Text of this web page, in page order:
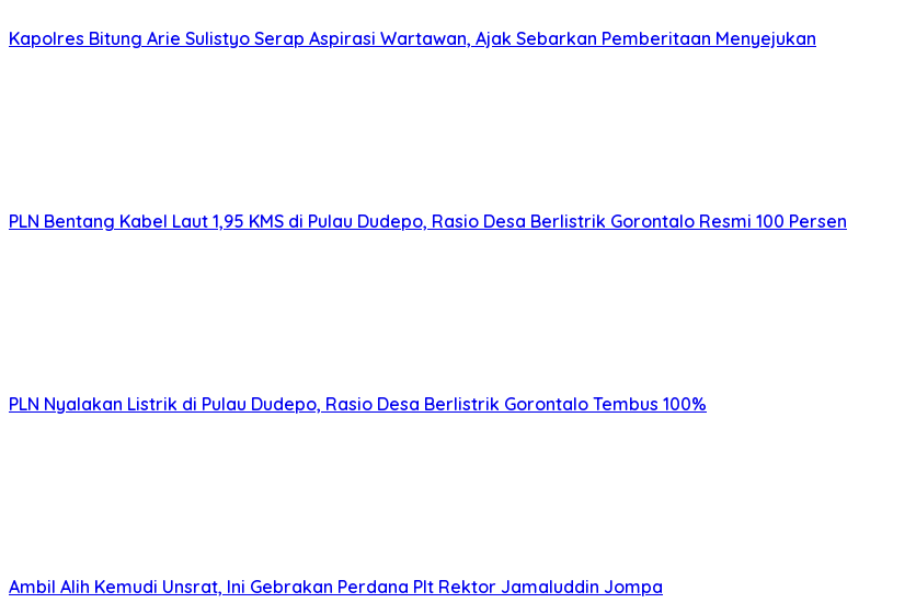
Kapolres Bitung Arie Sulistyo Serap Aspirasi Wartawan, Ajak Sebarkan Pemberitaan Menyejukan
PLN Bentang Kabel Laut 1,95 KMS di Pulau Dudepo, Rasio Desa Berlistrik Gorontalo Resmi 100 Persen
PLN Nyalakan Listrik di Pulau Dudepo, Rasio Desa Berlistrik Gorontalo Tembus 100%
Ambil Alih Kemudi Unsrat, Ini Gebrakan Perdana Plt Rektor Jamaluddin Jompa